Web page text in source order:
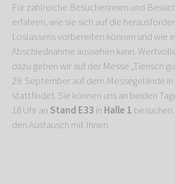
Für zahlreiche Besucherinnen und
erfahren, wie sie sich auf die
Loslassens vorbereiten können und wie
Abschiednahme aussehen kann.
dazu geben wir auf der Messe „Tierisch
29. September auf dem Messegelände
stattfindet. Sie können uns an beiden
18 Uhr an Stand E33 in Halle 1
den Austausch mit Ihnen.